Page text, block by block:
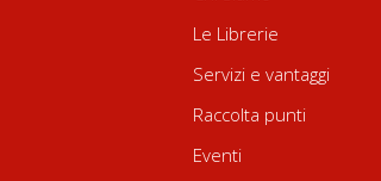
Le Librerie
Servizi e vantaggi
Raccolta punti
Eventi